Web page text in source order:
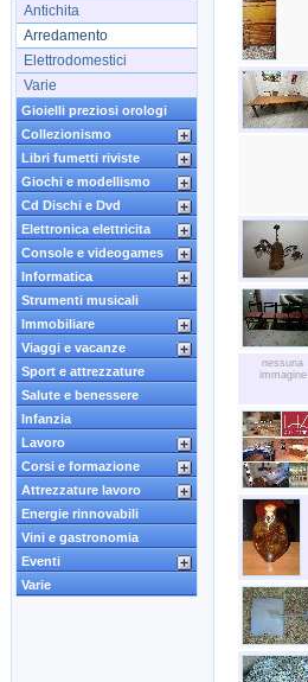
Antichita
Arredamento
Elettrodomestici
Varie
Gioielli preziosi orologi
Collezionismo
Libri fumetti riviste
Giochi e modellismo
Cd Dischi e Dvd
Elettronica elettricita
Console e videogames
Informatica
Strumenti musicali
Immobiliare
Viaggi e vacanze
Sport e attrezzature
Salute e benessere
Infanzia
Lavoro
Corsi e formazione
Attrezzature lavoro
Energie rinnovabili
Vini e gastronomia
Eventi
Varie
nessuna
immagine